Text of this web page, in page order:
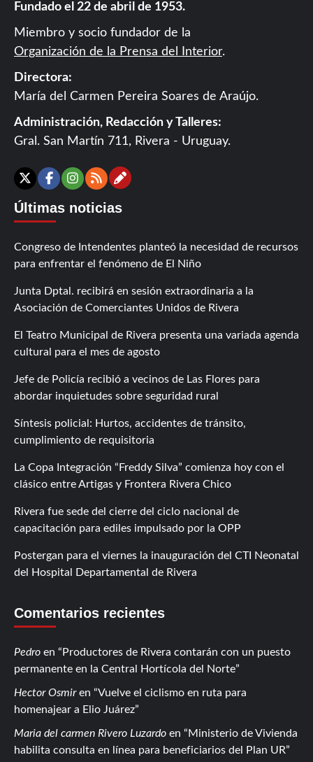
Fundado el 22 de abril de 1953.
Miembro y socio fundador de la
Organización de la Prensa del Interior.
Directora:
María del Carmen Pereira Soares de Araújo.
Administración, Redacción y Talleres:
Gral. San Martín 711, Rivera - Uruguay.
X Facebook
Instagram
RSSContáctanos
Últimas noticias
Congreso de Intendentes planteó la necesidad de recursos
para enfrentar el fenómeno de El Niño
Junta Dptal. recibirá en sesión extraordinaria a la
Asociación de Comerciantes Unidos de Rivera
El Teatro Municipal de Rivera presenta una variada agenda
cultural para el mes de agosto
Jefe de Policía recibió a vecinos de Las Flores para
abordar inquietudes sobre seguridad rural
Síntesis policial: Hurtos, accidentes de tránsito,
cumplimiento de requisitoria
La Copa Integración “Freddy Silva” comienza hoy con el
clásico entre Artigas y Frontera Rivera Chico
Rivera fue sede del cierre del ciclo nacional de
capacitación para ediles impulsado por la OPP
Postergan para el viernes la inauguración del CTI Neonatal
del Hospital Departamental de Rivera
Comentarios recientes
Pedro en
Productores de Rivera contarán con un puesto
permanente en la Central Hortícola del Norte
Hector Osmiren
Vuelve el ciclismo en ruta para
homenajear a Elio Juárez
Maria del carmen Rivero Luzardo en
Ministerio de Vivienda
habilita consulta en línea para beneficiarios del Plan UR